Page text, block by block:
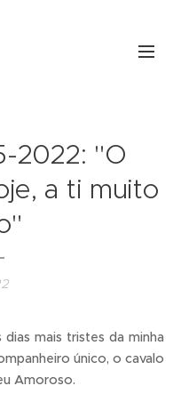
2022: "O
a ti muito
mais tristes da minha
único, o cavalo
Amoroso.